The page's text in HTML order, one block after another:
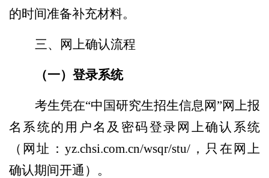
的时间准备补充材料。
三、网上确认流程
（一）登录系统
考生凭在“中国研究生招生信息网”网上报
名系统的用户名及密码登录网上确认系统
（网址： yz.chsi.com.cn/wsqr/stu/， 只在网上
确认期间开通 ）。